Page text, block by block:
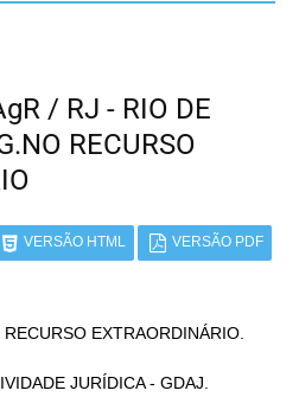
/ RJ - RIO DE
RECURSO
VERSÃO HTML VERSÃO PDF
EXTRAORDINÁRIO.